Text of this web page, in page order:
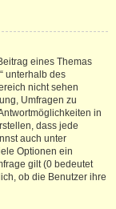
eines Themas
unterhalb des
nicht sehen
Umfragen zu
in
dass jede
auch unter
Optionen ein
gilt (0 bedeutet
ob die Benutzer ihre